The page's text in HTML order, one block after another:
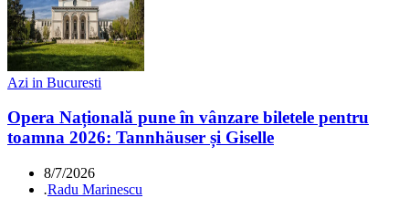
Azi in Bucuresti
Opera Națională pune în vânzare biletele pentru
toamna 2026: Tannhäuser și Giselle
8/7/2026
.Radu Marinescu